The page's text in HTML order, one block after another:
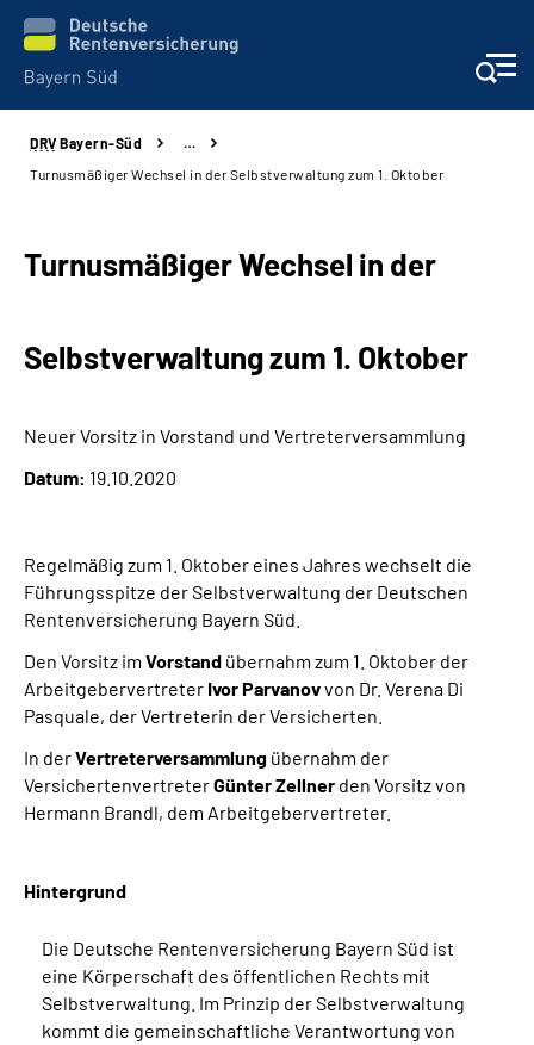
Beratung und Kontakt
Rehaverbund
Inhalte in Gebärdensprache (DGS)
Suche
Mein Kundenportal
DRV Bayern-Süd
…
Turnusmäßiger Wechsel in der Selbstverwaltung zum 1. Oktober
Turnusmäßiger Wechsel in der
Selbstverwaltung zum 1. Oktober
Neuer Vorsitz in Vorstand und Vertreterversammlung
Datum: 19.10.2020
Regelmäßig zum 1. Oktober eines Jahres wechselt die
Führungsspitze der Selbstverwaltung der Deutschen
Rentenversicherung Bayern Süd.
Den Vorsitz im Vorstand übernahm zum 1. Oktober der
Arbeitgebervertreter Ivor Parvanovvon Dr. Verena Di
Pasquale, der Vertreterin der Versicherten.
In derVertreterversammlung übernahm der
VersichertenvertreterGünter Zellner den Vorsitz von
Hermann Brandl, dem Arbeitgebervertreter.
Hintergrund
Die Deutsche Rentenversicherung Bayern Süd ist
eine Körperschaft des öffentlichen Rechts mit
Selbstverwaltung. Im Prinzip der Selbstverwaltung
kommt die gemeinschaftliche Verantwortung von